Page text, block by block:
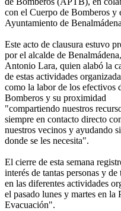
con el Cuerpo de Bomberos y
Ayuntamiento de
Este acto de clausura estuvo
por el alcalde de
Antonio Lara, quien alabó la
de estas actividades
como la labor de los efectivos
Bomberos y su proximidad
"compartiendo nuestros
siempre en contacto directo
nuestros vecinos y ayudando
donde se les necesita".
El cierre de esta semana
interés de tantas personas y
en las diferentes actividades
el pasado lunes y martes en la
Evacuación".